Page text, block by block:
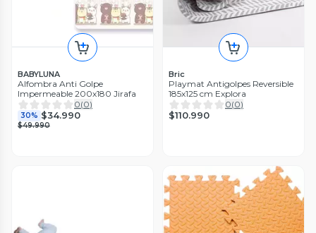
BABYLUNA
Alfombra Anti Golpe
Impermeable 200x180 Jirafa
0(0)
30% $34.990
$49.990
Bric
Playmat Antigolpes Reversible
185x125 cm Explora
0(0)
$110.990